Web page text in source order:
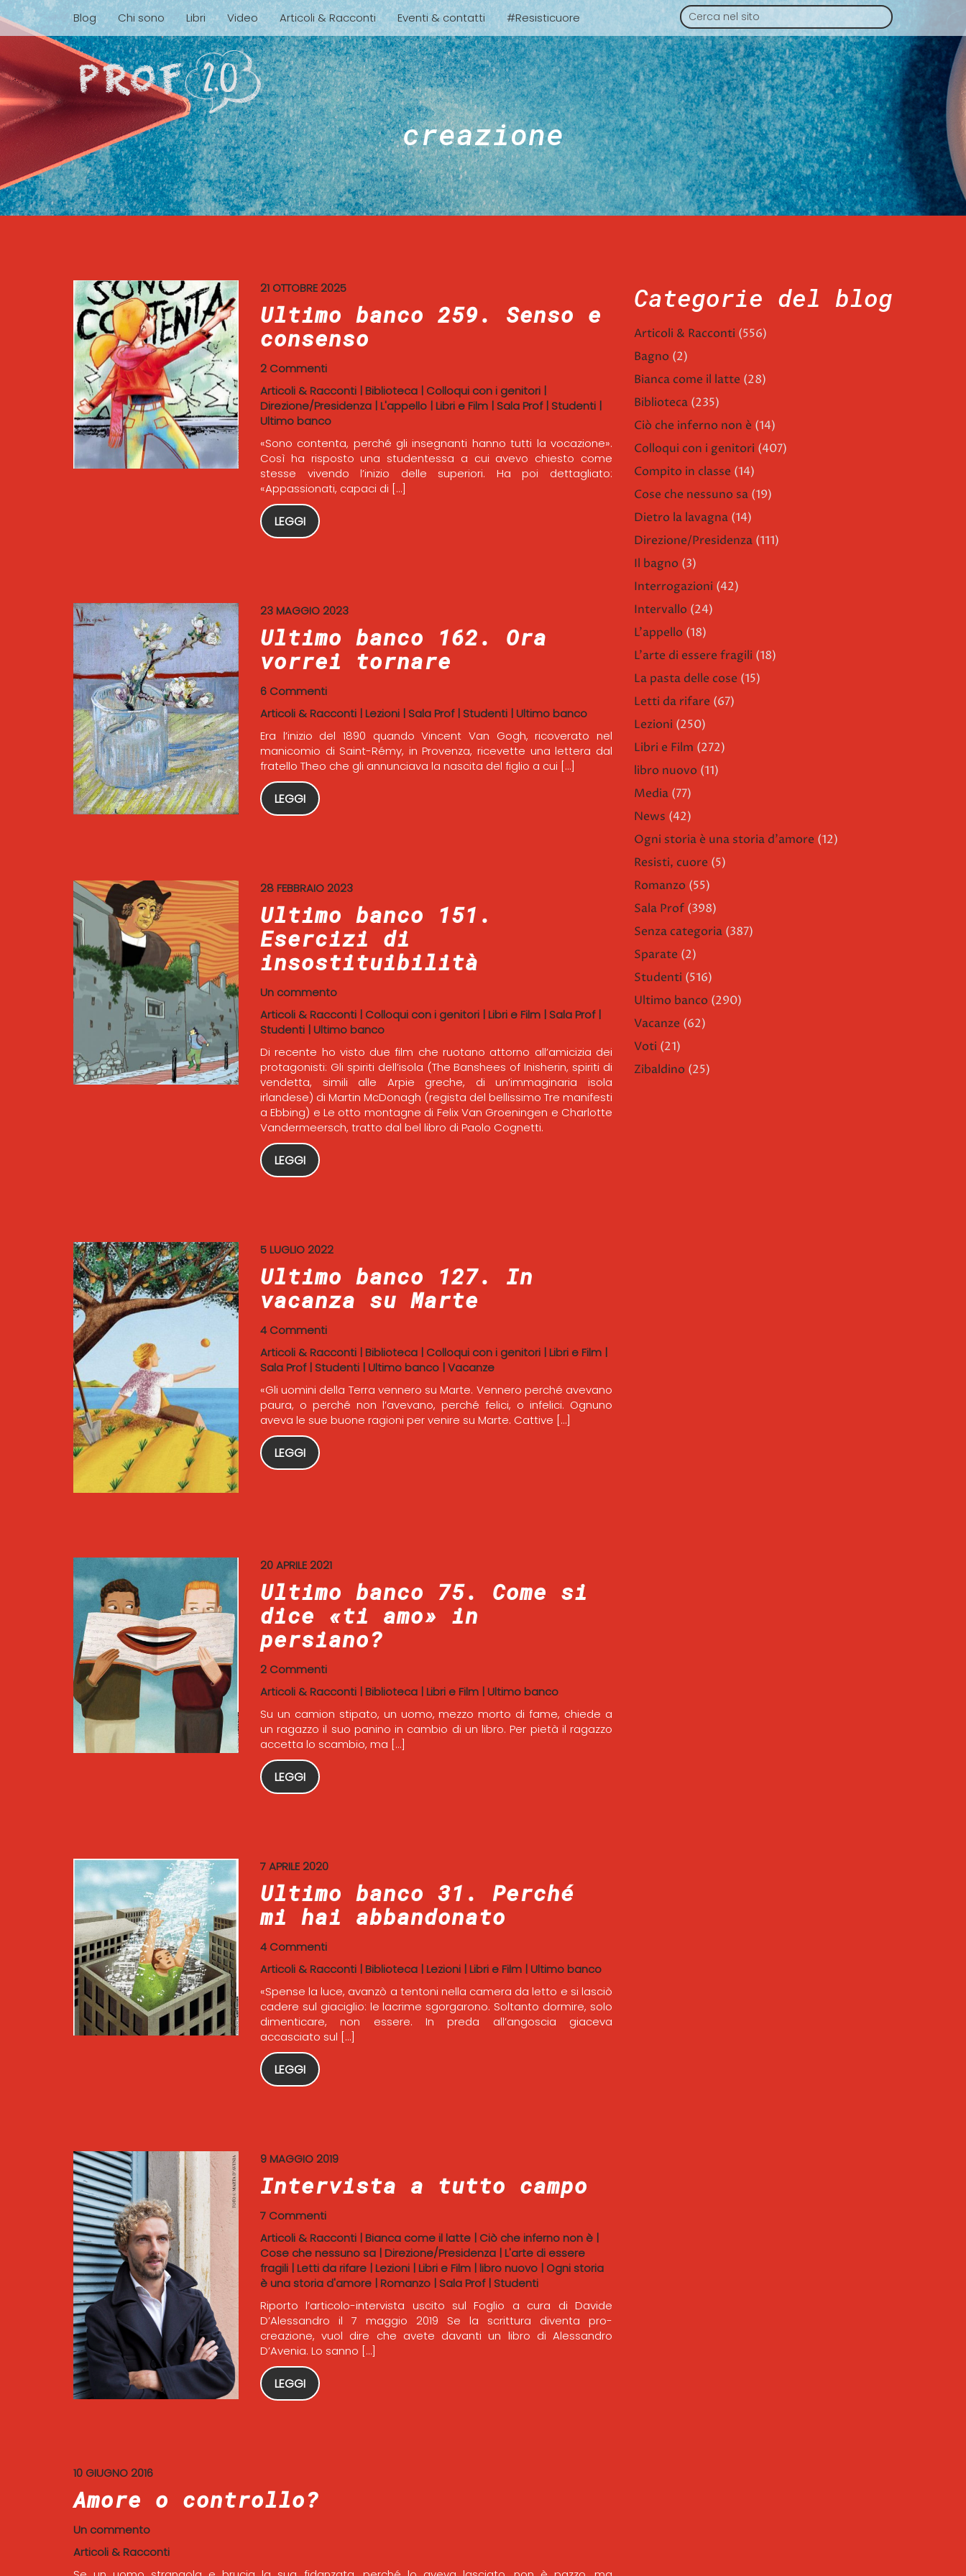
Blog Chi sono Libri Video Articoli & Racconti Eventi & contatti #Resisticuore
creazione
21 OTTOBRE 2025
Ultimo banco 259. Senso e
consenso
2 Commenti
Articoli & Racconti| Biblioteca| Colloqui con i genitori|
Direzione/Presidenza| L'appello| Libri e Film| Sala Prof| Studenti|
Ultimo banco
«Sono contenta, perché gli insegnanti hanno tutti la vocazione».
Così ha risposto una studentessa a cui avevo chiesto come
stesse vivendo l’inizio delle superiori. Ha poi dettagliato:
«Appassionati, capaci di […]
LEGGI
23 MAGGIO 2023
Ultimo banco 162. Ora
vorrei tornare
6 Commenti
Articoli & Racconti| Lezioni| Sala Prof| Studenti| Ultimo banco
Era l’inizio del 1890 quando Vincent Van Gogh, ricoverato nel
manicomio di Saint-Rémy, in Provenza, ricevette una lettera dal
fratello Theo che gli annunciava la nascita del figlio a cui […]
LEGGI
28 FEBBRAIO 2023
Ultimo banco 151.
Esercizi di
insostituibilità
Un commento
Articoli & Racconti| Colloqui con i genitori| Libri e Film| Sala Prof|
Studenti| Ultimo banco
Di recente ho visto due film che ruotano attorno all’amicizia dei
protagonisti: Gli spiriti dell’isola (The Banshees of Inisherin, spiriti di
vendetta, simili alle Arpie greche, di un’immaginaria isola
irlandese) di Martin McDonagh (regista del bellissimo Tre manifesti
a Ebbing) e Le otto montagne di Felix Van Groeningen e Charlotte
Vandermeersch, tratto dal bel libro di Paolo Cognetti.
LEGGI
5 LUGLIO 2022
Ultimo banco 127. In
vacanza su Marte
4 Commenti
Articoli & Racconti| Biblioteca| Colloqui con i genitori| Libri e Film|
Sala Prof| Studenti| Ultimo banco|Vacanze
«Gli uomini della Terra vennero su Marte. Vennero perché avevano
paura, o perché non l’avevano, perché felici, o infelici. Ognuno
aveva le sue buone ragioni per venire su Marte. Cattive […]
LEGGI
20 APRILE 2021
Ultimo banco 75. Come si
dice «ti amo» in
persiano?
2 Commenti
Articoli & Racconti| Biblioteca| Libri e Film| Ultimo banco
Su un camion stipato, un uomo, mezzo morto di fame, chiede a
un ragazzo il suo panino in cambio di un libro. Per pietà il ragazzo
accetta lo scambio, ma […]
LEGGI
7 APRILE 2020
Ultimo banco 31. Perché
mi hai abbandonato
4 Commenti
Articoli & Racconti| Biblioteca| Lezioni| Libri e Film| Ultimo banco
«Spense la luce, avanzò a tentoni nella camera da letto e si lasciò
cadere sul giaciglio: le lacrime sgorgarono. Soltanto dormire, solo
dimenticare, non essere. In preda all’angoscia giaceva
accasciato sul […]
LEGGI
9 MAGGIO 2019
Intervista a tutto campo
7 Commenti
Articoli & Racconti| Bianca come il latte| Ciò che inferno non è|
Cose che nessuno sa| Direzione/Presidenza| L'arte di essere
fragili| Letti da rifare| Lezioni| Libri e Film| libro nuovo| Ogni storia
è una storia d'amore| Romanzo| Sala Prof| Studenti
Riporto l’articolo-intervista uscito sul Foglio a cura di Davide
D’Alessandro il 7 maggio 2019 Se la scrittura diventa pro-
creazione, vuol dire che avete davanti un libro di Alessandro
D’Avenia. Lo sanno […]
LEGGI
10 GIUGNO 2016
Amore o controllo?
Un commento
Articoli & Racconti
Categorie del blog
Articoli & Racconti (556)
Bagno (2)
Bianca come il latte (28)
Biblioteca (235)
Ciò che inferno non è (14)
Colloqui con i genitori (407)
Compito in classe (14)
Cose che nessuno sa (19)
Dietro la lavagna (14)
Direzione/Presidenza (111)
Il bagno (3)
Interrogazioni (42)
Intervallo (24)
L'appello (18)
L'arte di essere fragili (18)
La pasta delle cose (15)
Letti da rifare (67)
Lezioni (250)
Libri e Film (272)
libro nuovo (11)
Media (77)
News (42)
Ogni storia è una storia d'amore (12)
Resisti, cuore (5)
Romanzo (55)
Sala Prof (398)
Senza categoria (387)
Sparate (2)
Studenti (516)
Ultimo banco (290)
Vacanze (62)
Voti (21)
Zibaldino (25)